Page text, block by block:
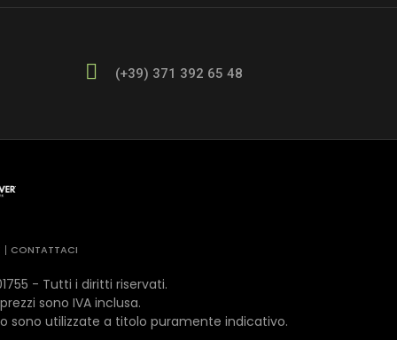
(+39) 371 392 65 48
CONTATTACI
- Tutti i diritti riservati.
sono IVA inclusa.
sono utilizzate a titolo puramente indicativo.